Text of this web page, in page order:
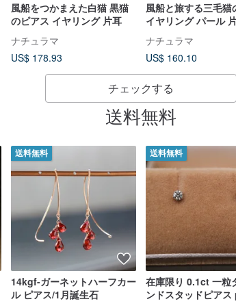
風船をつかまえた白猫 黒猫
のピアス イヤリング 片耳
ナチュラマ
US$ 178.93
風船と旅する三毛猫
イヤリング パール
ナチュラマ
US$ 160.10
チェックする
送料無料
送料無料
14kgf-ガーネットハーフカー
ル ピアス/1月誕生石
送料無料
在庫限り 0.1ct 一粒
ンドスタッドピアス